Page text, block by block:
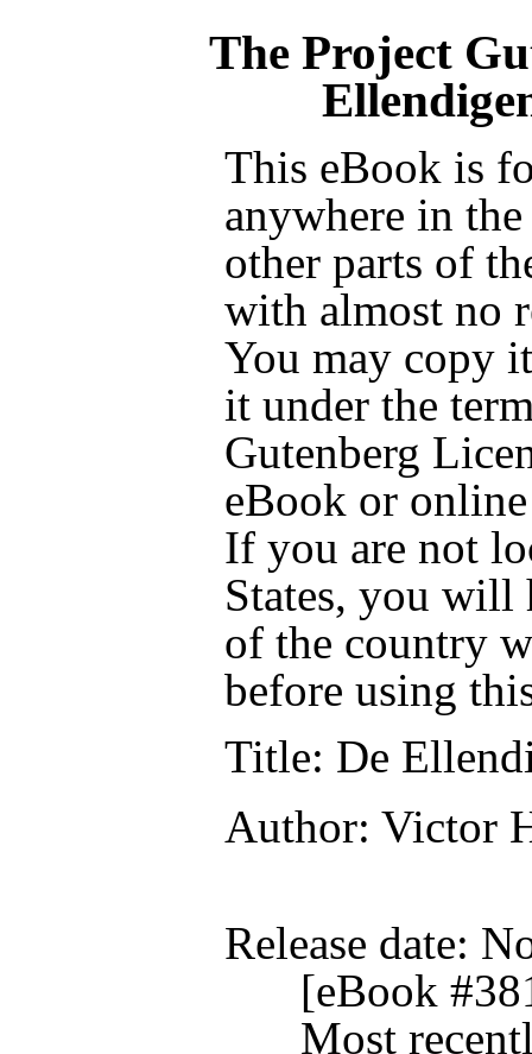
The Project
This eBook is
anywhere in
other parts of
with almost no
You may copy
it under the
Gutenberg
eBook or
If you are not
States, you will
of the country
before using
Title: De
Author: Victor
Release date:
[eBook
Most